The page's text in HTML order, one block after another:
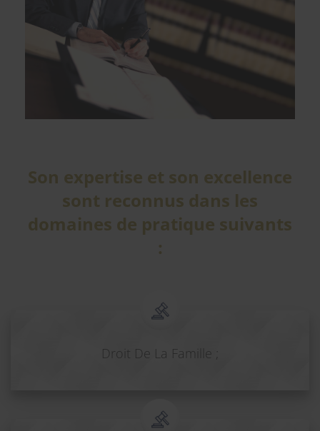
Son expertise et son excellence
sont reconnus dans les
domaines de pratique suivants
:
Droit De La Famille ;